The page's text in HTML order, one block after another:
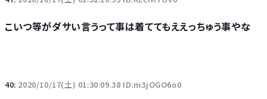
こいつ等がダサい言うって事は着ててもええっちゅう事やな
40: 2020/10/17(土) 01:30:09.38 ID:m3jOGO6o0